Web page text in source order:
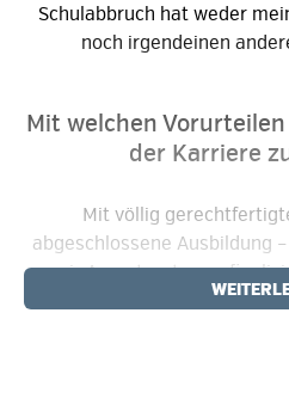
Schulabbruch hat weder
noch irgendeinen
Mit welchen
der Karriere
Mit völlig
abgeschlossene Ausbildung
mir Anvertrautes zu
fehlender Schulbildung